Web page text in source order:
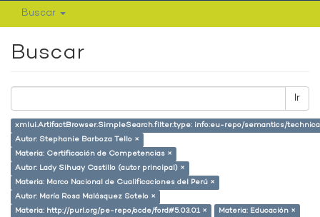
Buscar
Buscar
Ir
xmlui.ArtifactBrowser.SimpleSearch.filter.type: info:eu-repo/semantics/
Autor: Stephanie Barboza Tello ×
Materia: Certificación de Competencias ×
Autor: Lady Sihuay Castillo (autor principal) ×
Materia: Marco Nacional de Cualificaciones del Perú ×
Autor: María Rosa Malásquez Sotelo ×
Materia: http://purl.org/pe-repo/ocde/ford#5.03.01 ×
Materia: Educación ×